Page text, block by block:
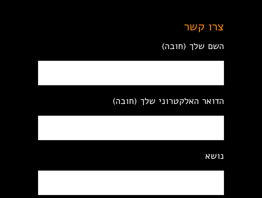
צרו קשר
השם שלך (חובה)
הדואר האלקטרוני שלך (חובה)
נושא